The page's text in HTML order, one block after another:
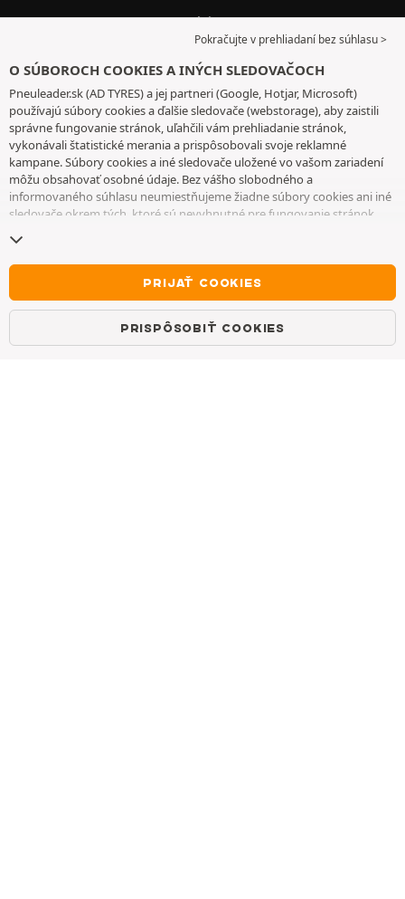
Oleje
Sprievodca pneumatikami
ZÁKAZNÍCKY SERVIS
Po-Pia 9:00-17:00
WhatsApp
Messenger
Kontakt
Často kladené otázky
Pokračujte v prehliadaní bez súhlasu >
O SÚBOROCH COOKIES A INÝCH SLEDOVAČOCH
Pneuleader.sk (AD TYRES) a jej partneri (Google, Hotjar, Microsoft)
používajú súbory cookies a ďalšie sledovače (webstorage), aby zaistili
správne fungovanie stránok, uľahčili vám prehliadanie stránok,
vykonávali štatistické merania a prispôsobovali svoje reklamné
kampane. Súbory cookies a iné sledovače uložené vo vašom zariadení
môžu obsahovať osobné údaje. Bez vášho slobodného a
informovaného súhlasu neumiestňujeme žiadne súbory cookies ani iné
sledovače okrem tých, ktoré sú nevyhnutné pre fungovanie stránok.
odvolať tak, že prejdete na
rozhodnúť pokračovať v prehliadaní bez súhlasu s ukladaním súborov
cookies alebo iných sledovačov. Ich odmietnutie nebráni prístupu k
službám. Ak chcete získať ďalšie informácie, pozrite sistránku so
súbormi cookies a ďalšími sledovačmi
PRIJAŤ COOKIES
PRISPÔSOBIŤ COOKIES